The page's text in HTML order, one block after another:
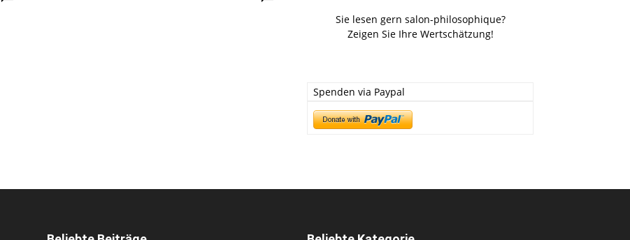
Sie lesen gern salon-philosophique?
Zeigen Sie Ihre Wertschätzung!
Spenden via Paypal